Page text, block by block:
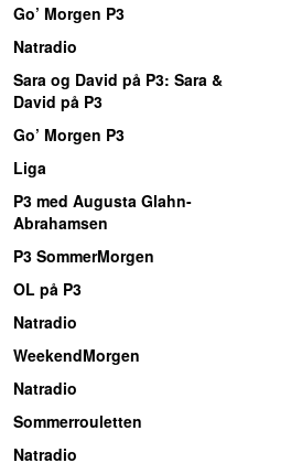
Go’ Morgen P3
Natradio
Sara og David på P3: Sara &
David på P3
Go’ Morgen P3
Liga
P3 med Augusta Glahn-
Abrahamsen
P3 SommerMorgen
OL på P3
Natradio
WeekendMorgen
Natradio
Sommerrouletten
Natradio